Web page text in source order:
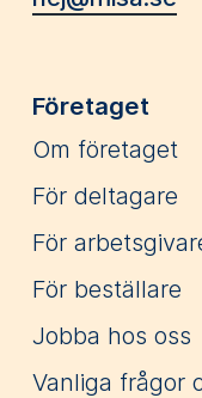
Företaget
Om företaget
För deltagare
För
För beställare
Jobba hos oss
Vanliga frågor